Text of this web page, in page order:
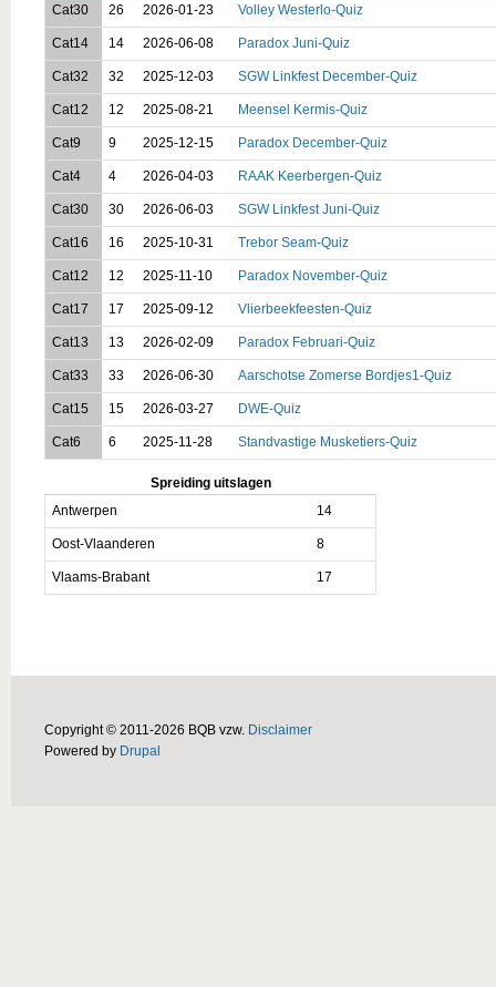
Cat30 26 2026-01-23 Volley Westerlo-Quiz
Cat14 14 2026-06-08 Paradox Juni-Quiz
Cat32 32 2025-12-03 SGW Linkfest December-Quiz
Cat12 12 2025-08-21 Meensel Kermis-Quiz
Cat9 9 2025-12-15 Paradox December-Quiz
Cat4 4 2026-04-03 RAAK Keerbergen-Quiz
Cat30 30 2026-06-03 SGW Linkfest Juni-Quiz
Cat16 16 2025-10-31 Trebor Seam-Quiz
Cat12 12 2025-11-10 Paradox November-Quiz
Cat17 17 2025-09-12 Vlierbeekfeesten-Quiz
Cat13 13 2026-02-09 Paradox Februari-Quiz
Cat33 33 2026-06-30 Aarschotse Zomerse Bordjes1-Quiz
Cat15 15 2026-03-27 DWE-Quiz
Cat6 6 2025-11-28 Standvastige Musketiers-Quiz
Spreiding uitslagen
Antwerpen
14
Oost-Vlaanderen 8
Vlaams-Brabant 17
Copyright © 2011-2026 BQB vzw. Disclaimer
Powered by Drupal